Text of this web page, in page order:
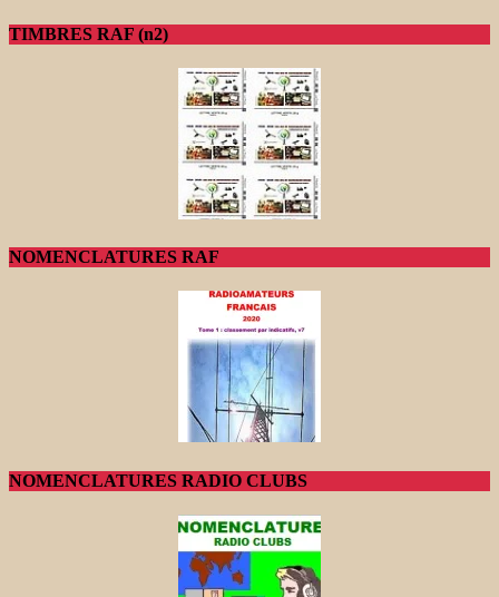
TIMBRES RAF (n2)
NOMENCLATURES RAF
NOMENCLATURES RADIO CLUBS